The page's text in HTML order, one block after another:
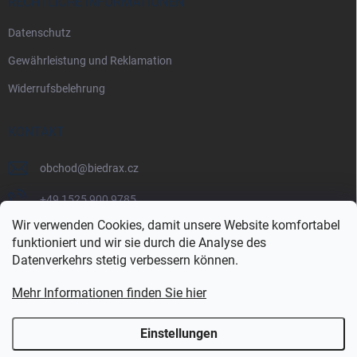
Wir verwenden Cookies, damit unsere Website komfortabel
funktioniert und wir sie durch die Analyse des
Datenverkehrs stetig verbessern können.
Mehr Informationen finden Sie hier
Einstellungen
Datenschutz
Gewährleistung und Reklamation
Widerrufsbelehrung
KONTAKT
obchod@biedrax.cz
+49 1525 900 9785